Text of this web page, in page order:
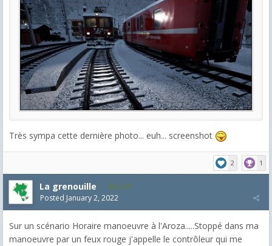
Très sympa cette dernière photo... euh... screenshot
2 1
La grenouille 3,271
Posted January 2, 2022
Sur un scénario Horaire manoeuvre à l'Aroza.....Stoppé dans ma
manoeuvre par un feux rouge j'appelle le contrôleur qui me